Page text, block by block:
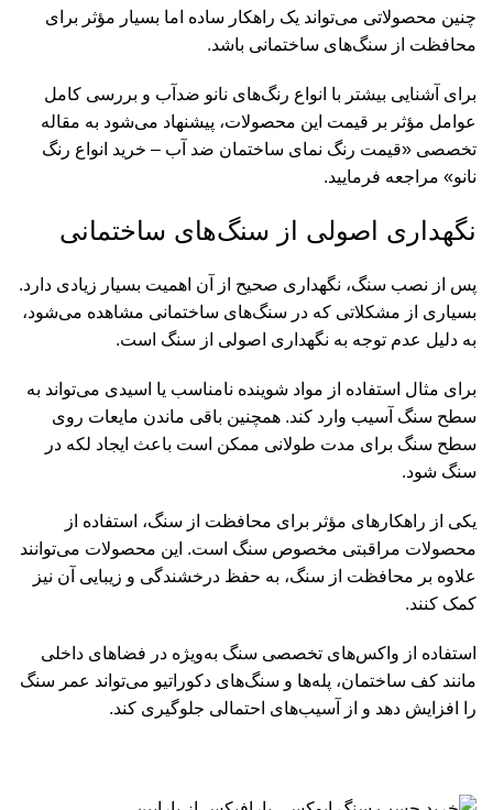
چنین محصولاتی می‌تواند یک راهکار ساده اما بسیار مؤثر برای
محافظت از سنگ‌های ساختمانی باشد.
برای آشنایی بیشتر با انواع رنگ‌های نانو ضدآب و بررسی کامل
عوامل مؤثر بر قیمت این محصولات، پیشنهاد می‌شود به مقاله
تخصصی «قیمت رنگ نمای ساختمان ضد آب – خرید انواع رنگ
نانو» مراجعه فرمایید.
نگهداری اصولی از سنگ‌های ساختمانی
پس از نصب سنگ، نگهداری صحیح از آن اهمیت بسیار زیادی دارد.
بسیاری از مشکلاتی که در سنگ‌های ساختمانی مشاهده می‌شود،
به دلیل عدم توجه به نگهداری اصولی از سنگ است.
برای مثال استفاده از مواد شوینده نامناسب یا اسیدی می‌تواند به
سطح سنگ آسیب وارد کند. همچنین باقی ماندن مایعات روی
سطح سنگ برای مدت طولانی ممکن است باعث ایجاد لکه در
سنگ شود.
یکی از راهکارهای مؤثر برای محافظت از سنگ، استفاده از
محصولات مراقبتی مخصوص سنگ است. این محصولات می‌توانند
علاوه بر محافظت از سنگ، به حفظ درخشندگی و زیبایی آن نیز
کمک کنند.
استفاده از واکس‌های تخصصی سنگ به‌ویژه در فضاهای داخلی
مانند کف ساختمان، پله‌ها و سنگ‌های دکوراتیو می‌تواند عمر سنگ
را افزایش دهد و از آسیب‌های احتمالی جلوگیری کند.